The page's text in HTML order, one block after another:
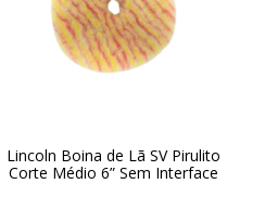
Lincoln Boina de Lã SV Pirulito
Corte Médio 6” Sem Interface